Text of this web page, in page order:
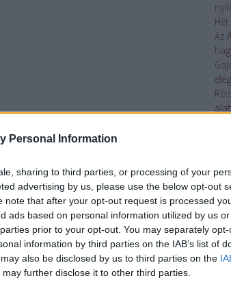
Personal Information
sharing to third parties, or processing of your
advertising by us, please use the below opt-out
note that after your opt-out request is processed
ads based on personal information utilized by us
prior to your opt-out. You may separately
information by third parties on the IAB’s list of
also be disclosed by us to third parties on the
may further disclose it to other third parties.
Az